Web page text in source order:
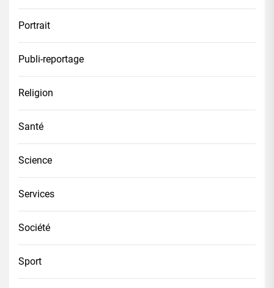
Portrait
Publi-reportage
Religion
Santé
Science
Services
Société
Sport